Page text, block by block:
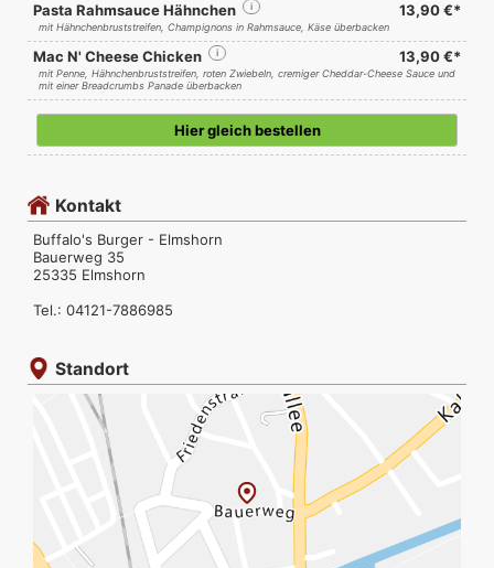
Pasta Rahmsauce Hähnchen i 13,90 €*
mit Hähnchenbruststreifen, Champignons in Rahmsauce, Käse überbacken
Mac N' Cheese Chicken i 13,90 €*
mit Penne, Hähnchenbruststreifen, roten Zwiebeln, cremiger Cheddar-Cheese Sauce und
mit einer Breadcrumbs Panade überbacken
Hier gleich bestellen
Kontakt
Buffalo's Burger - Elmshorn
Bauerweg 35
25335 Elmshorn
Tel.: 04121-7886985
Standort